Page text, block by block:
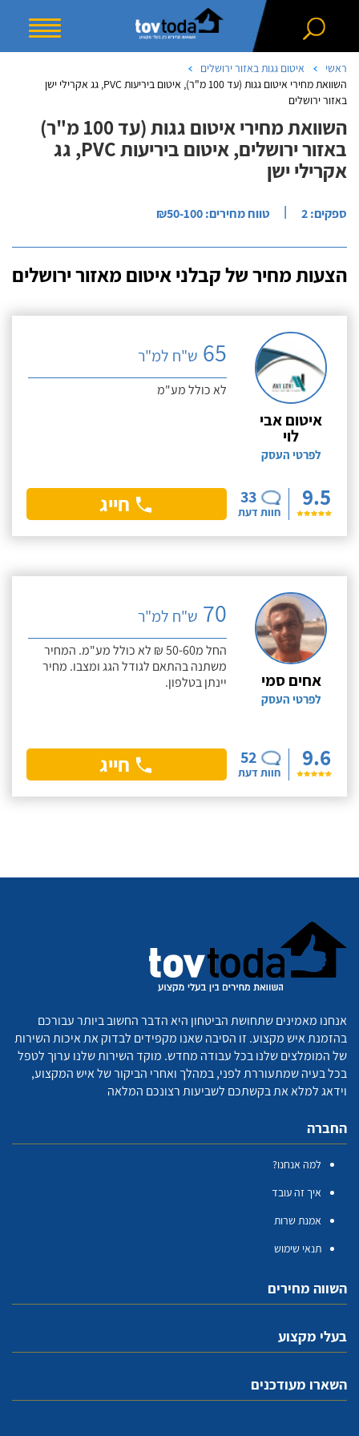
ראשי
איטום גגות באזור ירושלים
השוואת מחירי איטום גגות (עד 100 מ"ר), איטום ביריעות PVC, גג אקרילי ישן
באזור ירושלים
השוואת מחירי איטום גגות (עד 100 מ"ר)
באזור ירושלים, איטום ביריעות PVC, גג
אקרילי ישן
ספקים: 2 | טווח מחירים: ₪50-100
הצעות מחיר של קבלני איטום מאזור ירושלים
איטום אבי
לוי
לפרטי העסק
9.5
33
חוות דעת
65 ש"ח למ"ר
לא כולל מע"מ
חייג
אחים סמי
לפרטי העסק
9.6
52
חוות דעת
70 ש"ח למ"ר
החל מ50-60 ₪ לא כולל מע"מ. המחיר
משתנה בהתאם לגודל הגג ומצבו. מחיר
יינתן בטלפון.
חייג
אנחנו מאמינים שתחושת הביטחון היא הדבר החשוב ביותר עבורכם
בהזמנת איש מקצוע. זו הסיבה שאנו מקפידים לבדוק את איכות השירות
של המומלצים שלנו בכל עבודה מחדש. מוקד השירות שלנו ערוך לטפל
בכל בעיה שמתעוררת לפני, במהלך ואחרי הביקור של איש המקצוע,
וידאג למלא את בקשתכם לשביעות רצונכם המלאה
החברה
למה אנחנו?
איך זה עובד
אמנת שרות
תנאי שימוש
השווה מחירים
בעלי מקצוע
השארו מעודכנים